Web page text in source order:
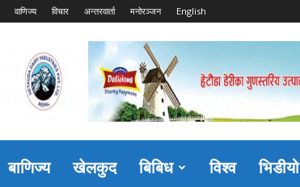
वाणिज्य विचार अन्तरवार्ता मनोरञ्जन English
बाणिज्य खेलकुद बिबिध विश्व भिडीयो